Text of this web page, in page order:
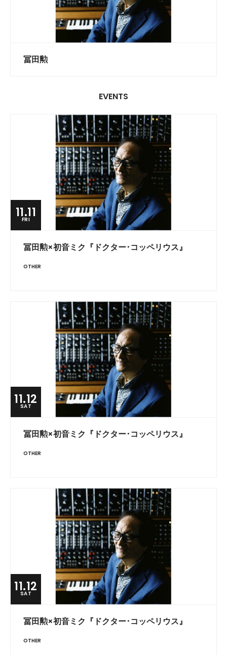
冨田勲
EVENTS
11.11
FRI
冨田勲×初音ミク『ドクター･コッペリウス』
OTHER
11.12
SAT
冨田勲×初音ミク『ドクター･コッペリウス』
OTHER
11.12
SAT
冨田勲×初音ミク『ドクター･コッペリウス』
OTHER